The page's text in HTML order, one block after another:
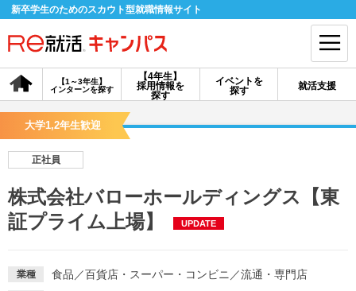
新卒学生のためのスカウト型就職情報サイト
【4年生】
採用情報を
探す
【1～3年生】
インターンを探す
イベントを
探す
就活支援
会員登録 ログイン
探す
【4年生】
【4年生】
大学1,2年生歓迎
正社員
株式会社バローホールディングス【東
証プライム上場】
UPDATE
業種 食品 ／百貨店・スーパー・コンビニ ／流通・専門店